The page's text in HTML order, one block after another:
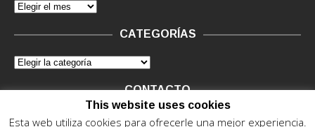
CATEGORÍAS
CONTACTO
Vinilo Negro.Consultas de anunciantes y Legal, en vinilo at
This website uses cookies
Esta web utiliza cookies para ofrecerle una mejor experiencia.